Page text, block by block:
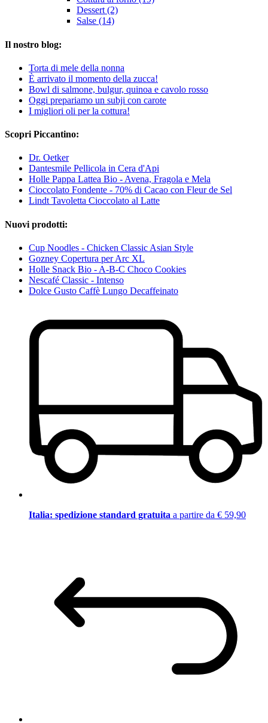
Dessert (2)
Salse (14)
Il nostro blog:
Torta di mele della nonna
È arrivato il momento della zucca!
Bowl di salmone, bulgur, quinoa e cavolo rosso
Oggi prepariamo un subji con carote
I migliori oli per la cottura!
Scopri Piccantino:
Dr. Oetker
Dantesmile Pellicola in Cera d'Api
Holle Pappa Lattea Bio - Avena, Fragola e Mela
Cioccolato Fondente - 70% di Cacao con Fleur de Sel
Lindt Tavoletta Cioccolato al Latte
Nuovi prodotti:
Cup Noodles - Chicken Classic Asian Style
Gozney Copertura per Arc XL
Holle Snack Bio - A-B-C Choco Cookies
Nescafé Classic - Intenso
Dolce Gusto Caffè Lungo Decaffeinato
Italia: spedizione standard gratuita a partire da € 59,90